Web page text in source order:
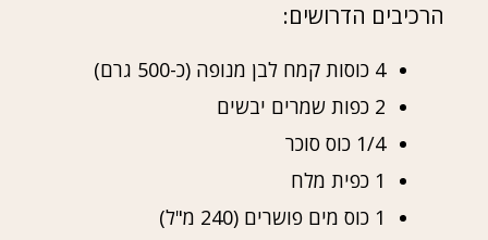
הרכיבים הדרושים:
4 כוסות קמח לבן מנופה (כ-500 גרם)
2 כפות שמרים יבשים
1/4 כוס סוכר
1 כפית מלח
1 כוס מים פושרים (240 מ"ל)